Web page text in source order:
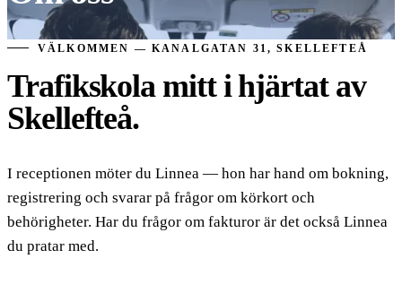
VÄLKOMMEN — KANALGATAN 31, SKELLEFTEÅ
Trafikskola mitt i hjärtat av
Skellefteå.
I receptionen möter du Linnea — hon har hand om bokning,
registrering och svarar på frågor om körkort och
behörigheter. Har du frågor om fakturor är det också Linnea
du pratar med.